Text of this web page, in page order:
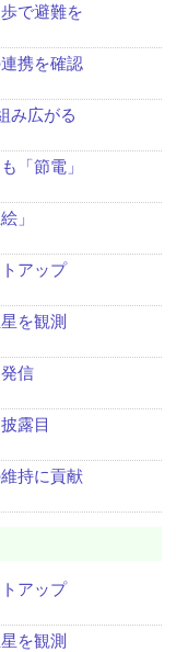
で避難を
携を確認
み広がる
「節電」
」
トアップ
を観測
信
露目
持に貢献
トアップ
を観測